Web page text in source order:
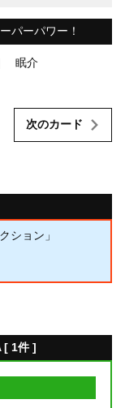
パーパワー！
眠介
次のカード
ション」
[ 1件 ]